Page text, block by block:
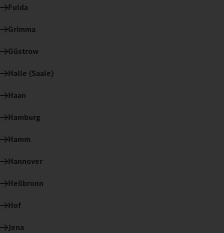
Fulda
Grimma
Güstrow
Halle (Saale)
Haan
Hamburg
Hamm
Hannover
Heilbronn
Hof
Jena